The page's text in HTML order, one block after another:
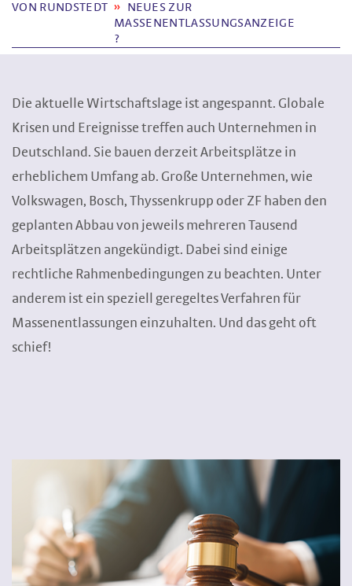
VON RUNDSTEDT
NEUES ZUR
MASSENENTLASSUNGSANZEIGE
?
Die aktuelle Wirtschaftslage ist angespannt. Globale
Krisen und Ereignisse treffen auch Unternehmen in
Deutschland. Sie bauen derzeit Arbeitsplätze in
erheblichem Umfang ab. Große Unternehmen, wie
Volkswagen, Bosch, Thyssenkrupp oder ZF haben den
geplanten Abbau von jeweils mehreren Tausend
Arbeitsplätzen angekündigt. Dabei sind einige
rechtliche Rahmenbedingungen zu beachten. Unter
anderem ist ein speziell geregeltes Verfahren für
Massenentlassungen einzuhalten. Und das geht oft
schief!